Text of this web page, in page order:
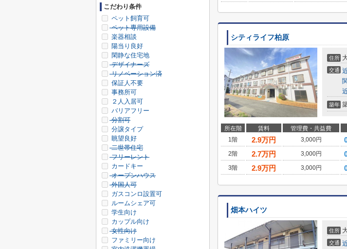
シティライフ柏原
住所
交通
築年
所在階 賃料 管理費・共益費
1階
2.9万円 3,000円
2階
2.7万円 3,000円
3階
2.9万円 3,000円
畑本ハイツ
住所
交通
こだわり条件
ペット飼育可
ペット専用設備
楽器相談
陽当り良好
閑静な住宅地
デザイナーズ
リノベーション済
保証人不要
事務所可
２人入居可
バリアフリー
分割可
分譲タイプ
眺望良好
二世帯住宅
フリーレント
カードキー
オープンハウス
外国人可
ガスコンロ設置可
ルームシェア可
学生向け
カップル向け
女性向け
ファミリー向け